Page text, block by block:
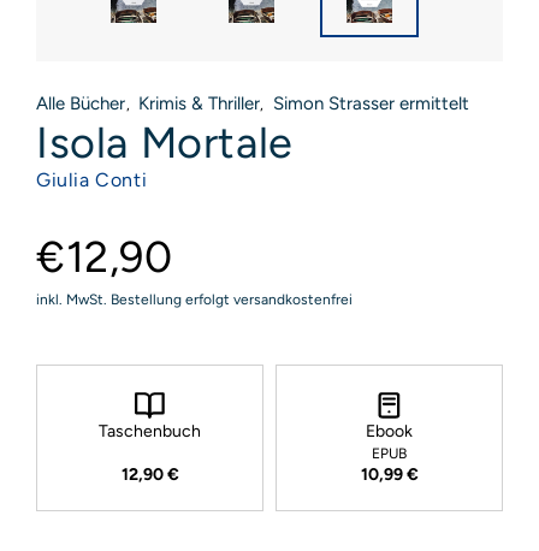
Alle Bücher, Krimis & Thriller, Simon Strasser ermittelt
Isola Mortale
Giulia Conti
€12,90
inkl. MwSt. Bestellung erfolgt versandkostenfrei
Taschenbuch
12,90 €
Ebook
EPUB
10,99 €